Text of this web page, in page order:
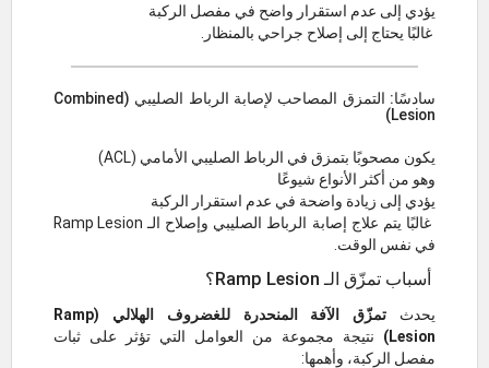
يؤدي إلى عدم استقرار واضح في مفصل الركبة
غالبًا يحتاج إلى إصلاح جراحي بالمنظار.
سادسًا: التمزق المصاحب لإصابة الرباط الصليبي (Combined
Lesion)
يكون مصحوبًا بتمزق في الرباط الصليبي الأمامي (ACL)
وهو من أكثر الأنواع شيوعًا
يؤدي إلى زيادة واضحة في عدم استقرار الركبة
غالبًا يتم علاج إصابة الرباط الصليبي وإصلاح الـ Ramp Lesion
في نفس الوقت.
أسباب تمزّق الـ Ramp Lesion؟
يحدث
تمزّق الآفة المنحدرة للغضروف الهلالي (Ramp
Lesion)
نتيجة مجموعة من العوامل التي تؤثر على ثبات
مفصل الركبة، وأهمها: